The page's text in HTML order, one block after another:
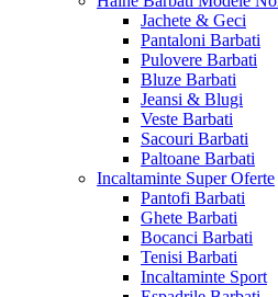
Jachete & Geci
Pantaloni Barbati
Pulovere Barbati
Bluze Barbati
Jeansi & Blugi
Veste Barbati
Sacouri Barbati
Paltoane Barbati
Incaltaminte Super Oferte
Pantofi Barbati
Ghete Barbati
Bocanci Barbati
Tenisi Barbati
Incaltaminte Sport